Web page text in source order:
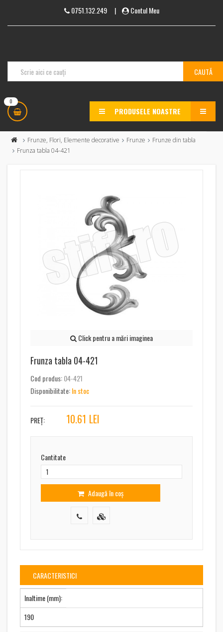
0751.132.249| Contul Meu
0
PRODUSELE NOASTRE MENU
Frunze, Flori, Elemente decorative Frunze
Frunze din tabla
Frunza tabla 04-421
Click pentru a mări imaginea
Frunza tabla 04-421
Cod produs:04-421
Disponibilitate:In stoc
PREȚ: 10.61 LEI
Cantitate
Adaugă în coș
CARACTERISTICI
Inaltime (mm):
190